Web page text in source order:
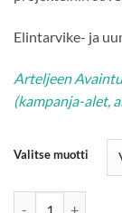
Elintarvike- ja
Arteljeen
(kampanja-alet,
Valitse muotti